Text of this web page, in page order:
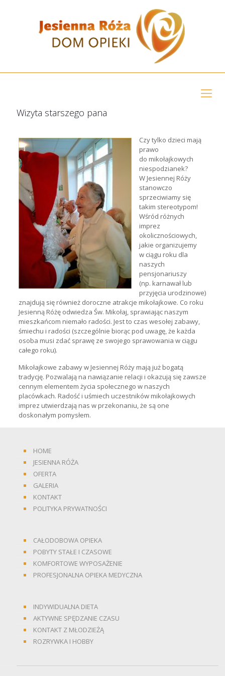
Wizyta starszego pana
Czy tylko dzieci mają
prawo
do mikołajkowych
niespodzianek?
W Jesiennej Róży
stanowczo
sprzeciwiamy się
takim stereotypom!
Wśród różnych
imprez
okolicznościowych,
jakie organizujemy
w ciągu roku dla
naszych
pensjonariuszy
(np. karnawał lub
przyjęcia urodzinowe)
znajdują się również doroczne atrakcje mikołajkowe. Co roku
Jesienną Różę odwiedza Św. Mikołaj, sprawiając naszym
mieszkańcom niemało radości. Jest to czas wesołej zabawy,
śmiechu i radości (szczególnie biorąc pod uwagę, że każda
osoba musi zdać sprawę ze swojego sprawowania w ciągu
całego roku).
Mikołajkowe zabawy w Jesiennej Róży mają już bogatą
tradycję. Pozwalają na nawiązanie relacji i okazują się zawsze
cennym elementem życia społecznego w naszych
placówkach. Radość i uśmiech uczestników mikołajkowych
imprez utwierdzają nas w przekonaniu, że są one
doskonałym pomysłem.
HOME
JESIENNA RÓŻA
OFERTA
GALERIA
KONTAKT
POLITYKA PRYWATNOŚCI
CAŁODOBOWA OPIEKA
POBYTY STAŁE I CZASOWE
KOMFORTOWE WYPOSAŻENIE
PROFESJONALNA OPIEKA MEDYCZNA
INDYWIDUALNA DIETA
AKTYWNE SPĘDZANIE CZASU
KONTAKT Z MŁODZIEŻĄ
ROZRYWKA I HOBBY